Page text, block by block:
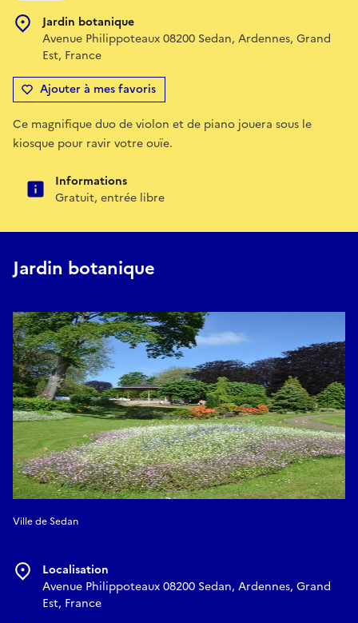
Jardin botanique
Avenue Philippoteaux 08200 Sedan, Ardennes, Grand
Est, France
Ajouter à mes favoris
Ce magnifique duo de violon et de piano jouera sous le
kiosque pour ravir votre ouïe.
Informations
Gratuit, entrée libre
Jardin botanique
Ville de Sedan
Localisation
Avenue Philippoteaux 08200 Sedan, Ardennes, Grand
Est, France